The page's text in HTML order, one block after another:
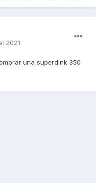
2021
una superdink 350